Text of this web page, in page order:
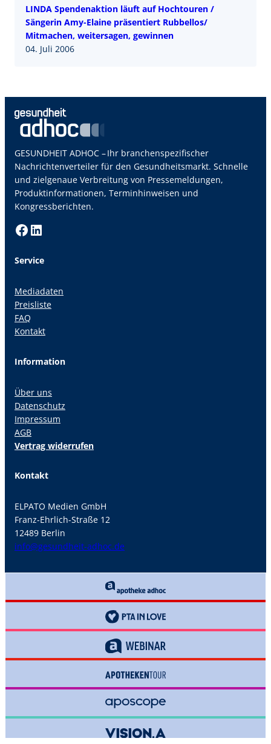
LINDA Spendenaktion läuft auf Hochtouren /
Sängerin Amy-Elaine präsentiert Rubbellos/
Mitmachen, weitersagen, gewinnen
04. Juli 2006
GESUNDHEIT ADHOC – Ihr branchenspezifischer
Nachrichtenverteiler für den Gesundheitsmarkt. Schnelle
und zielgenaue Verbreitung von Pressemeldungen,
Produktinformationen, Terminhinweisen und
Kongressberichten.
Facebook LinkedIn
Service
Mediadaten
Preisliste
FAQ
Kontakt
Information
Über uns
Datenschutz
Impressum
AGB
Vertrag widerrufen
Kontakt
ELPATO Medien GmbH
Franz-Ehrlich-Straße 12
12489 Berlin
info@gesundheit-adhoc.de